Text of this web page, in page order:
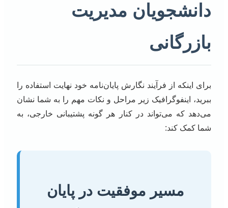
دانشجویان مدیریت
بازرگانی
برای اینکه از فرآیند نگارش پایان‌نامه خود نهایت استفاده را
ببرید، اینفوگرافیک زیر مراحل و نکات مهم را به شما نشان
می‌دهد که می‌تواند در کنار هر گونه پشتیبانی خارجی، به
شما کمک کند:
مسیر موفقیت در پایان